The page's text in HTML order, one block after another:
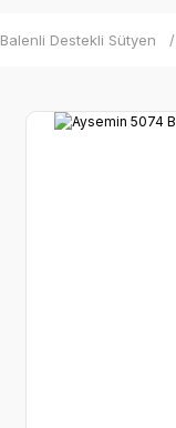
Balenli Destekli Sütyen